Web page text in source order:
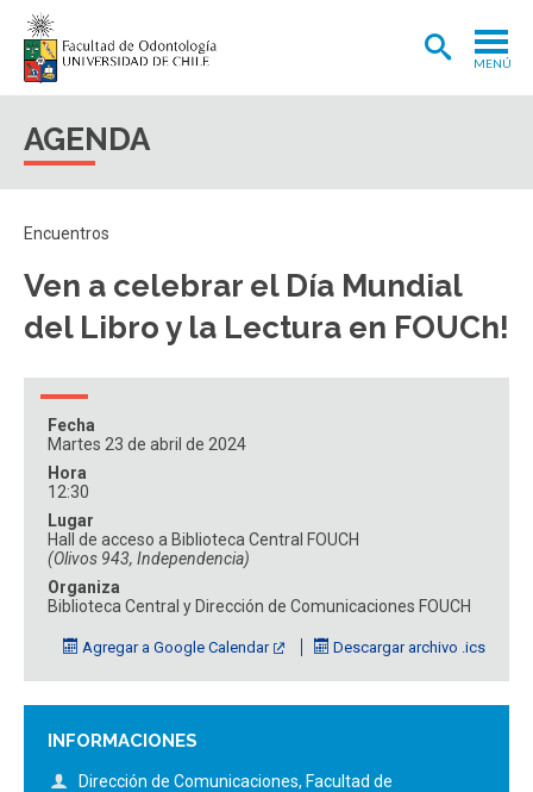
MENÚ
BIBLIOTECA
ESTUDIANTES ACADÉMICOS
FUNCIONARIOS EGRESADOS
AGENDA
Encuentros
Ven a celebrar el Día Mundial
del Libro y la Lectura en FOUCh!
INFORMACIONES
Dirección de Comunicaciones, Facultad de
Fecha
Martes 23 de abril de 2024
Hora
12:30
Lugar
Hall de acceso a Biblioteca Central FOUCH
(Olivos 943, Independencia)
Organiza
Biblioteca Central y Dirección de Comunicaciones FOUCH
Agregar a Google Calendar Descargar archivo .ics